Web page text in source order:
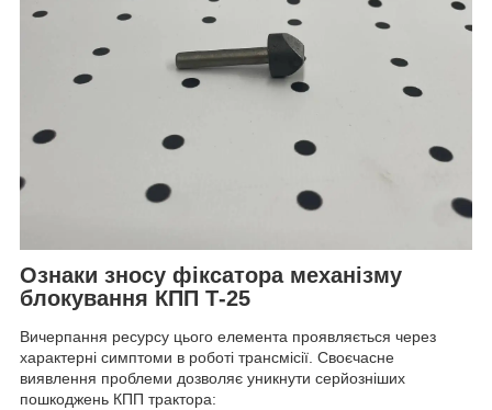
Ознаки зносу фіксатора механізму
блокування КПП Т-25
Вичерпання ресурсу цього елемента проявляється через
характерні симптоми в роботі трансмісії. Своєчасне
виявлення проблеми дозволяє уникнути серйозніших
пошкоджень КПП трактора: